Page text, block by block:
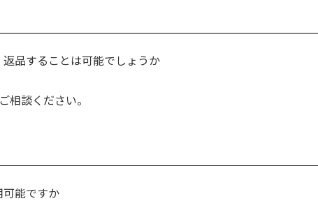
品することは可能でしょうか
相談ください。
能ですか